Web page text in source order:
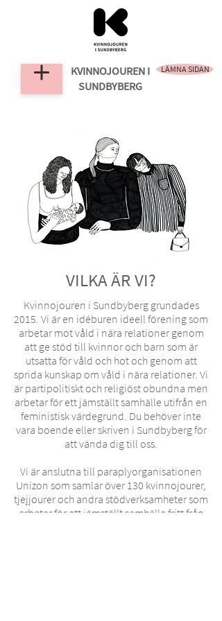
KVINNOJOUREN I
SUNDBYBERG
LÄMNA SIDAN
VILKA ÄR VI?
Kvinnojouren i Sundbyberg grundades
2015. Vi är en idéburen ideell förening som
arbetar mot våld i nära relationer genom
att ge stöd till kvinnor och barn som är
utsatta för våld och hot och genom att
sprida kunskap om våld i nära relationer. Vi
är partipolitiskt och religiöst obundna men
arbetar för ett jämställt samhälle utifrån en
feministisk värdegrund. Du behöver inte
vara boende eller skriven i Sundbyberg för
att vända dig till oss.
Vi är anslutna till paraplyorganisationen
Unizon som samlar över 130 kvinnojourer,
tjejjourer och andra stödverksamheter som
arbetar för ett jämställt samhälle fritt från